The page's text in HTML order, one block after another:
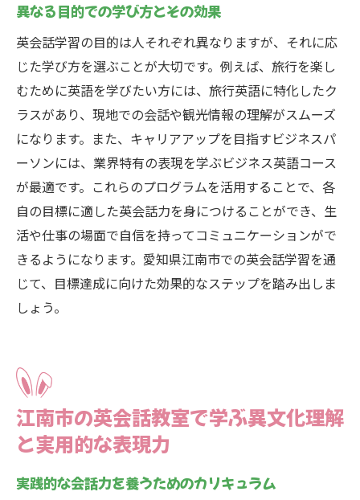
異なる目的での学び方とその効果
英会話学習の目的は人それぞれ異なりますが、それに応
じた学び方を選ぶことが大切です。例えば、旅行を楽し
むために英語を学びたい方には、旅行英語に特化したク
ラスがあり、現地での会話や観光情報の理解がスムーズ
になります。また、キャリアアップを目指すビジネスパ
ーソンには、業界特有の表現を学ぶビジネス英語コース
が最適です。これらのプログラムを活用することで、各
自の目標に適した英会話力を身につけることができ、生
活や仕事の場面で自信を持ってコミュニケーションがで
きるようになります。愛知県江南市での英会話学習を通
じて、目標達成に向けた効果的なステップを踏み出しま
しょう。
江南市の英会話教室で学ぶ異文化理解
と実用的な表現力
実践的な会話力を養うためのカリキュラム